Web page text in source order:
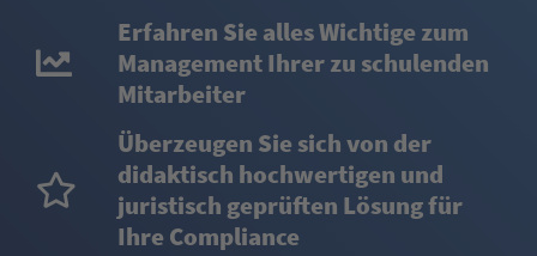
Erfahren Sie alles Wichtige zum
Management Ihrer zu schulenden
Mitarbeiter
Überzeugen Sie sich von der
didaktisch hochwertigen und
juristisch geprüften Lösung für
Ihre Compliance